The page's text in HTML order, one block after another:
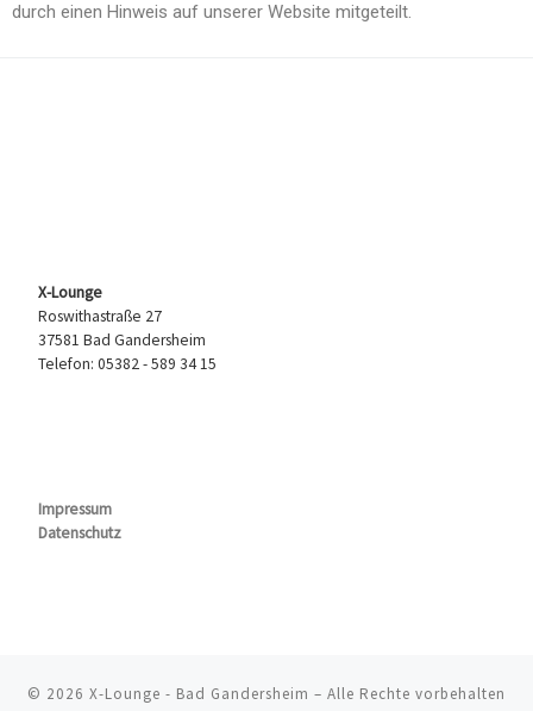
durch einen Hinweis auf unserer Website mitgeteilt.
X-Lounge
Roswithastraße 27
37581 Bad Gandersheim
Telefon: 05382 - 589 34 15
Impressum
Datenschutz
© 2026 X-Lounge - Bad Gandersheim – Alle Rechte vorbehalten